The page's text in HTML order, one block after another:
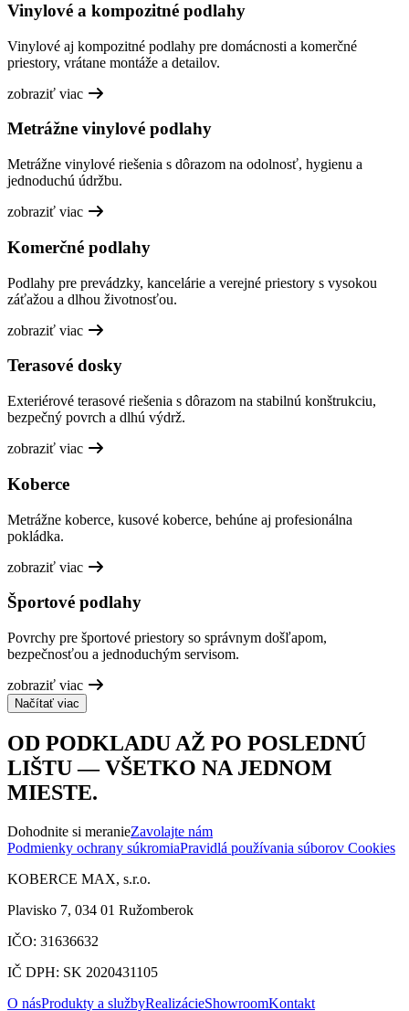
Vinylové a kompozitné podlahy
Vinylové aj kompozitné podlahy pre domácnosti a komerčné
priestory, vrátane montáže a detailov.
zobraziť viac
Metrážne vinylové podlahy
Metrážne vinylové riešenia s dôrazom na odolnosť, hygienu a
jednoduchú údržbu.
zobraziť viac
Komerčné podlahy
Podlahy pre prevádzky, kancelárie a verejné priestory s vysokou
záťažou a dlhou životnosťou.
zobraziť viac
Terasové dosky
Exteriérové terasové riešenia s dôrazom na stabilnú konštrukciu,
bezpečný povrch a dlhú výdrž.
zobraziť viac
Koberce
Metrážne koberce, kusové koberce, behúne aj profesionálna
pokládka.
zobraziť viac
Športové podlahy
Povrchy pre športové priestory so správnym došľapom,
bezpečnosťou a jednoduchým servisom.
zobraziť viac
Načítať viac
OD PODKLADU AŽ PO POSLEDNÚ
LIŠTU — VŠETKO NA JEDNOM
MIESTE.
Dohodnite si meranieZavolajte nám
Podmienky ochrany súkromiaPravidlá používania súborov Cookies
KOBERCE MAX, s.r.o.
Plavisko 7, 034 01 Ružomberok
IČO: 31636632
IČ DPH: SK 2020431105
O násProdukty a službyRealizácieShowroomKontakt